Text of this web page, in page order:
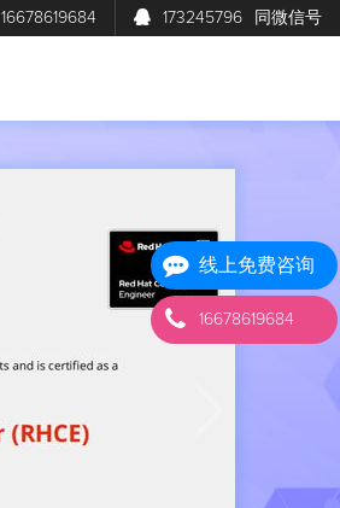
16678619684 173245796 同微信号
线上免费咨询
16678619684